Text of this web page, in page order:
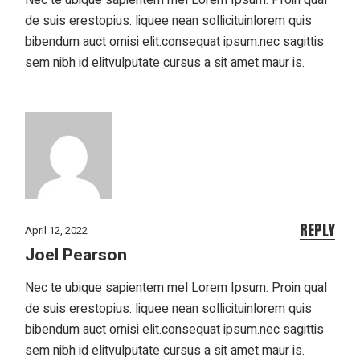
de suis erestopius. liquee nean sollicituinlorem quis
bibendum auct ornisi elit.consequat ipsum.nec sagittis
sem nibh id elitvulputate cursus a sit amet maur is.
April 12, 2022
Joel Pearson
Nec te ubique sapientem mel Lorem Ipsum. Proin qual
de suis erestopius. liquee nean sollicituinlorem quis
bibendum auct ornisi elit.consequat ipsum.nec sagittis
sem nibh id elitvulputate cursus a sit amet maur is.
REPLY